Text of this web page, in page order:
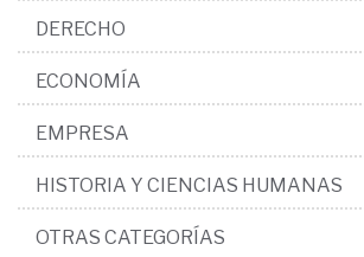
DERECHO
ECONOMÍA
EMPRESA
HISTORIA Y CIENCIAS HUMANAS
OTRAS CATEGORÍAS